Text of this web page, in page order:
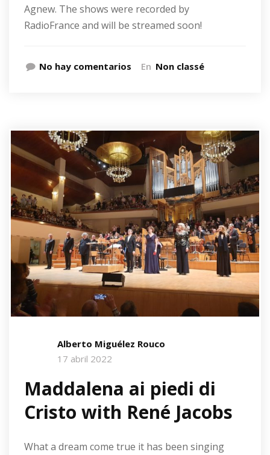
Agnew. The shows were recorded by
RadioFrance and will be streamed soon!
No hay comentarios En Non classé
Alberto Miguélez Rouco
17 abril 2022
Maddalena ai piedi di
Cristo with René Jacobs
What a dream come true it has been singing